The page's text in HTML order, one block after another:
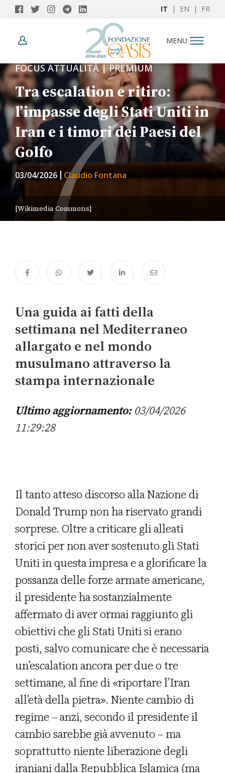
IT | EN | FR
MENU
FOCUS ATTUALITÀ | PREMIUM
Tra escalation e ritiro:
l’impasse degli Stati Uniti in
Iran e i timori dei Paesi del
Golfo
03/04/2026 Claudio Fontana
[Wikimedia Commons]
Una guida ai fatti della
settimana nel Mediterraneo
allargato e nel mondo
musulmano attraverso la
stampa internazionale
Ultimo aggiornamento: 03/04/2026
11:29:28
Il tanto atteso discorso alla Nazione di
Donald Trump non ha riservato grandi
sorprese. Oltre a criticare gli alleati
storici per non aver sostenuto gli Stati
Uniti in questa impresa e a glorificare la
possanza delle forze armate americane,
il presidente ha sostanzialmente
affermato di aver ormai raggiunto gli
obiettivi che gli Stati Uniti si erano
posti, salvo comunicare che è necessaria
un’escalation ancora per due o tre
settimane, al fine di «riportare l’Iran
all’età della pietra». Niente cambio di
regime – anzi, secondo il presidente il
cambio sarebbe già avvenuto – ma
soprattutto niente liberazione degli
iraniani dalla Repubblica Islamica (ma